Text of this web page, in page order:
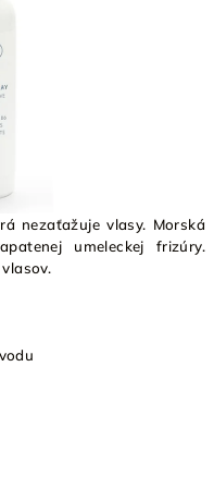
nezaťažuje vlasy. Morská
umeleckej frizúry.